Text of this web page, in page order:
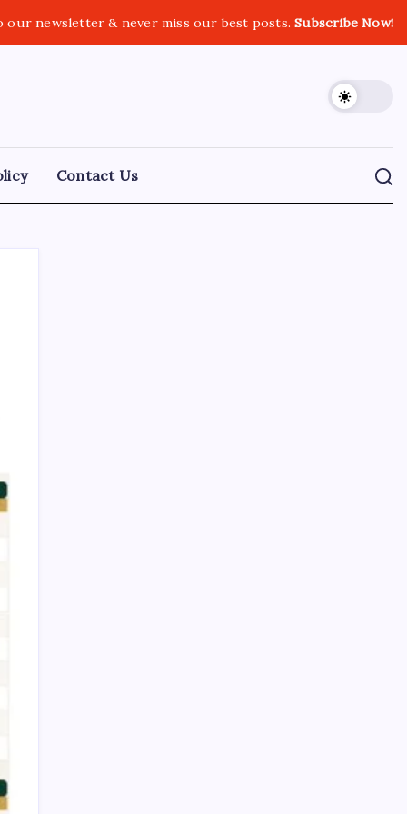
our newsletter & never miss our best posts.Subscribe Now!
Contact Us